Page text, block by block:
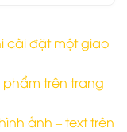
cài đặt một giao
phẩm trên trang
ảnh – text trên